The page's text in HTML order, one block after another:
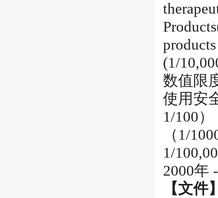
(1/
数值限
使用安
1/100
（1/
1/
2000年
【文件